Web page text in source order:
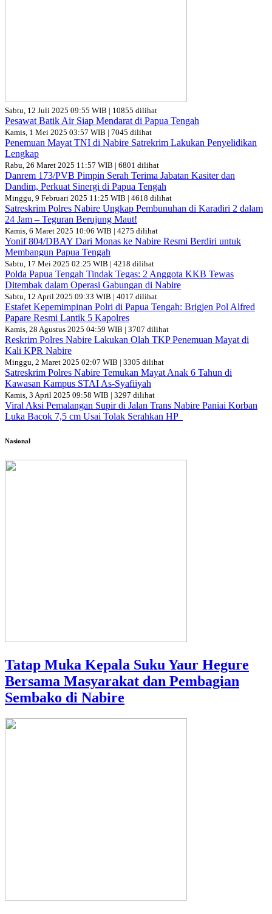
Sabtu, 12 Juli 2025 09:55 WIB | 10855 dilihat
Pesawat Batik Air Siap Mendarat di Papua Tengah
Kamis, 1 Mei 2025 03:57 WIB | 7045 dilihat
Penemuan Mayat TNI di Nabire Satrekrim Lakukan Penyelidikan
Lengkap
Rabu, 26 Maret 2025 11:57 WIB | 6801 dilihat
Danrem 173/PVB Pimpin Serah Terima Jabatan Kasiter dan
Dandim, Perkuat Sinergi di Papua Tengah
Minggu, 9 Februari 2025 11:25 WIB | 4618 dilihat
Satreskrim Polres Nabire Ungkap Pembunuhan di Karadiri 2 dalam
24 Jam – Teguran Berujung Maut!
Kamis, 6 Maret 2025 10:06 WIB | 4275 dilihat
Yonif 804/DBAY Dari Monas ke Nabire Resmi Berdiri untuk
Membangun Papua Tengah
Sabtu, 17 Mei 2025 02:25 WIB | 4218 dilihat
Polda Papua Tengah Tindak Tegas: 2 Anggota KKB Tewas
Ditembak dalam Operasi Gabungan di Nabire
Sabtu, 12 April 2025 09:33 WIB | 4017 dilihat
Estafet Kepemimpinan Polri di Papua Tengah: Brigjen Pol Alfred
Papare Resmi Lantik 5 Kapolres
Kamis, 28 Agustus 2025 04:59 WIB | 3707 dilihat
Reskrim Polres Nabire Lakukan Olah TKP Penemuan Mayat di
Kali KPR Nabire
Minggu, 2 Maret 2025 02:07 WIB | 3305 dilihat
Satreskrim Polres Nabire Temukan Mayat Anak 6 Tahun di
Kawasan Kampus STAI As-Syafiiyah
Kamis, 3 April 2025 09:58 WIB | 3297 dilihat
Viral Aksi Pemalangan Supir di Jalan Trans Nabire Paniai Korban
Luka Bacok 7,5 cm Usai Tolak Serahkan HP
Nasional
Tatap Muka Kepala Suku Yaur Hegure
Bersama Masyarakat dan Pembagian
Sembako di Nabire